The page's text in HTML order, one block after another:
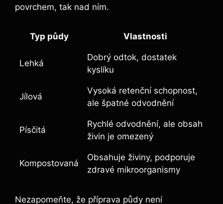
povrchem, tak nad ním.
Typ půdy Vlastnosti
Lehká
Dobrý odtok, dostatek
kyslíku
Jílová
Vysoká retenční schopnost,
ale špatné odvodnění
Písčitá
Rychlé odvodnění, ale obsah
živin je omezený
Kompostovaná
Obsahuje živiny, podporuje
zdravé mikroorganismy
Nezapomeňte, že příprava půdy není